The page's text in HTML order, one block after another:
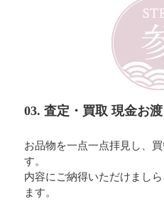
03. 査定・買取 現金お渡
お品物を一点一点拝見し、
す。
内容にご納得いただけまし
ます。